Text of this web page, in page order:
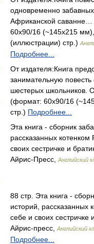
одновременно
Африканской
60х90/16 (~145х215 мм),
(иллюстрации) стр.)
Подробнее...
От издателя:Книга
занимательную
шестерых
(формат: 60х90/16
стр.) Подробнее...
Эта книга - сборник
рассказанных котенком
своих сестричке и
Айрис-Пресс,
Английский
88 стр. Эта книга -
историй, рассказанных
себе и своих
Айрис-пресс,
Английский
Подробнее...